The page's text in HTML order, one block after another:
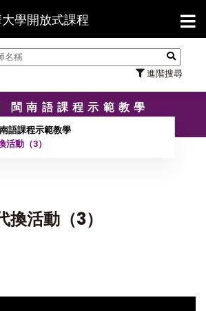
學開放式課程
進階搜尋
【7/
南語課程示範教學
語課程示範教學
活動（3）
活動（3）